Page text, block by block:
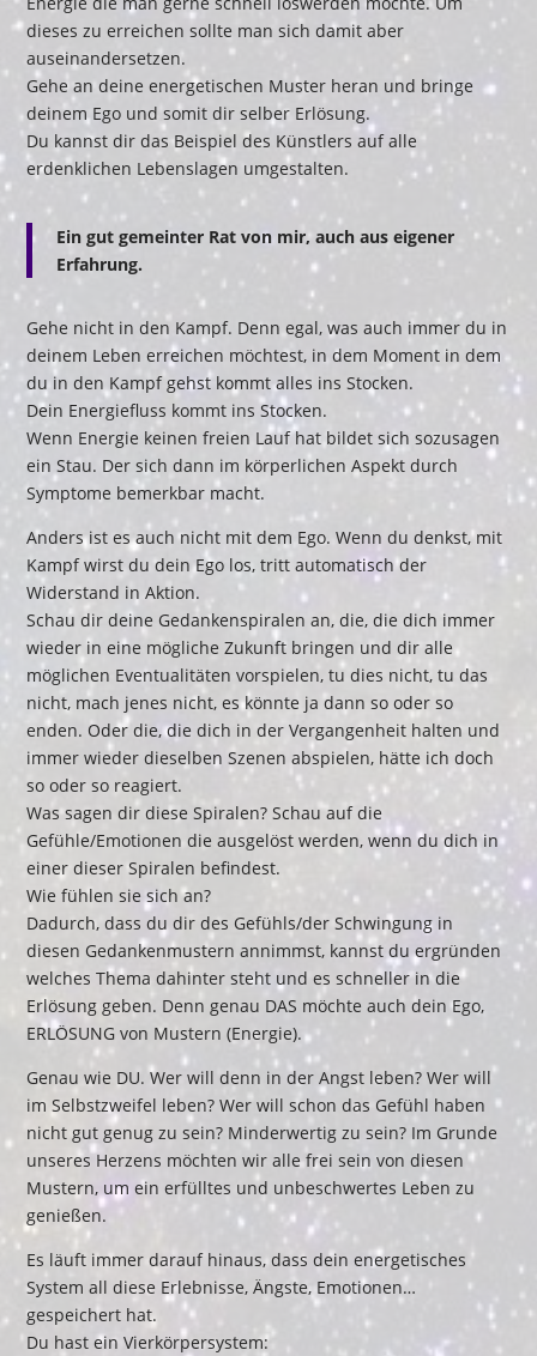
dieses zu erreichen sollte man sich damit aber
auseinandersetzen.
Gehe an deine energetischen Muster heran und bringe
deinem Ego und somit dir selber Erlösung.
Du kannst dir das Beispiel des Künstlers auf alle
erdenklichen Lebenslagen umgestalten.
Ein gut gemeinter Rat von mir, auch aus eigener
Erfahrung.
Gehe nicht in den Kampf. Denn egal, was auch immer du in
deinem Leben erreichen möchtest, in dem Moment in dem
du in den Kampf gehst kommt alles ins Stocken.
Dein Energiefluss kommt ins Stocken.
Wenn Energie keinen freien Lauf hat bildet sich sozusagen
ein Stau. Der sich dann im körperlichen Aspekt durch
Symptome bemerkbar macht.
Anders ist es auch nicht mit dem Ego. Wenn du denkst, mit
Kampf wirst du dein Ego los, tritt automatisch der
Widerstand in Aktion.
Schau dir deine Gedankenspiralen an, die, die dich immer
wieder in eine mögliche Zukunft bringen und dir alle
möglichen Eventualitäten vorspielen, tu dies nicht, tu das
nicht, mach jenes nicht, es könnte ja dann so oder so
enden. Oder die, die dich in der Vergangenheit halten und
immer wieder dieselben Szenen abspielen, hätte ich doch
so oder so reagiert.
Was sagen dir diese Spiralen? Schau auf die
Gefühle/Emotionen die ausgelöst werden, wenn du dich in
einer dieser Spiralen befindest.
Wie fühlen sie sich an?
Dadurch, dass du dir des Gefühls/der Schwingung in
diesen Gedankenmustern annimmst, kannst du ergründen
welches Thema dahinter steht und es schneller in die
Erlösung geben. Denn genau DAS möchte auch dein Ego,
ERLÖSUNG von Mustern (Energie).
Genau wie DU. Wer will denn in der Angst leben? Wer will
im Selbstzweifel leben? Wer will schon das Gefühl haben
nicht gut genug zu sein? Minderwertig zu sein? Im Grunde
unseres Herzens möchten wir alle frei sein von diesen
Mustern, um ein erfülltes und unbeschwertes Leben zu
genießen.
Es läuft immer darauf hinaus, dass dein energetisches
System all diese Erlebnisse, Ängste, Emotionen…
gespeichert hat.
Du hast ein Vierkörpersystem: